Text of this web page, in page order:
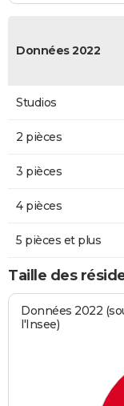
Données 2022
Studios
2 pièces
3 pièces
4 pièces
5 pièces et plus
Taille des
Données 2022
l'Insee)